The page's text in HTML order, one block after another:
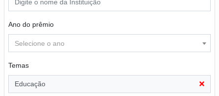
Ano do prêmio
Selecione o ano
Temas
Educação